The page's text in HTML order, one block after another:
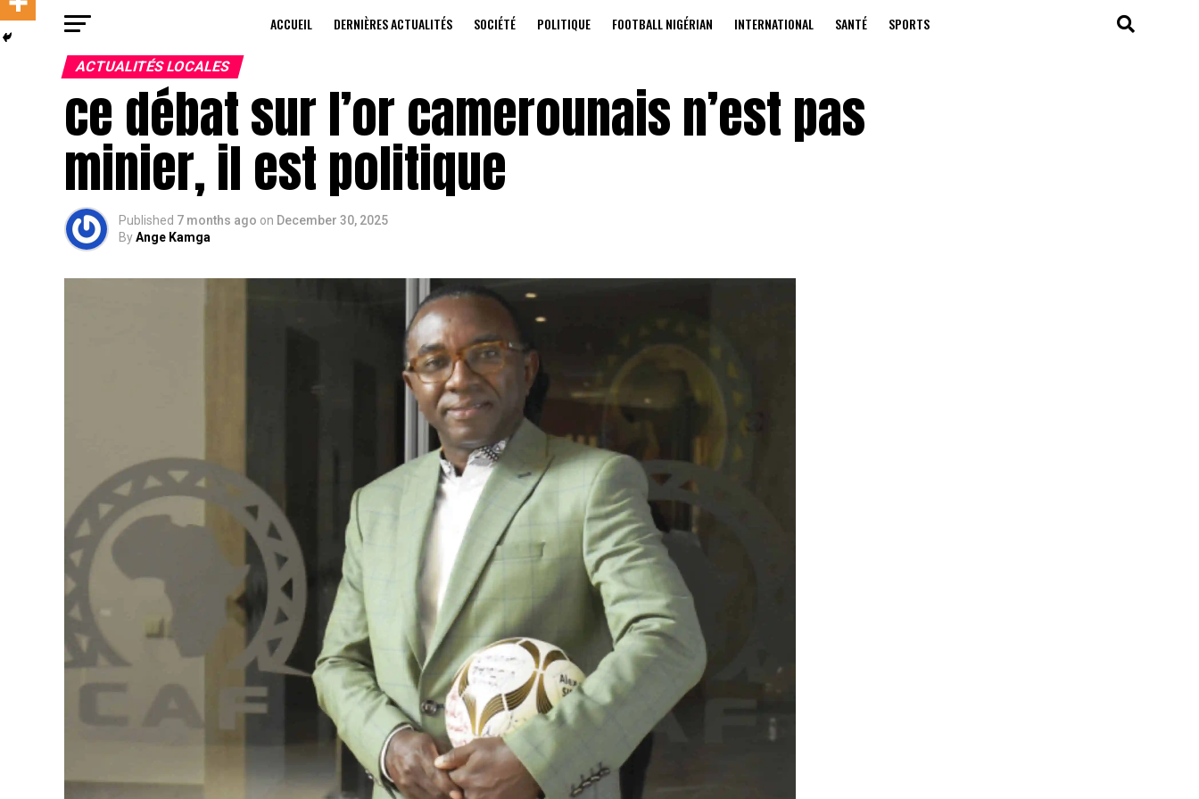
ACCUEIL DERNIÈRES ACTUALITÉS SOCIÉTÉ POLITIQUE FOOTBALL NIGÉRIAN INTERNATIONAL SANTÉ SPORTS
ACTUALITÉS LOCALES
ce débat sur l’or camerounais n’est pas
minier, il est politique
Published 7 months ago on December 30, 2025
ByAnge Kamga